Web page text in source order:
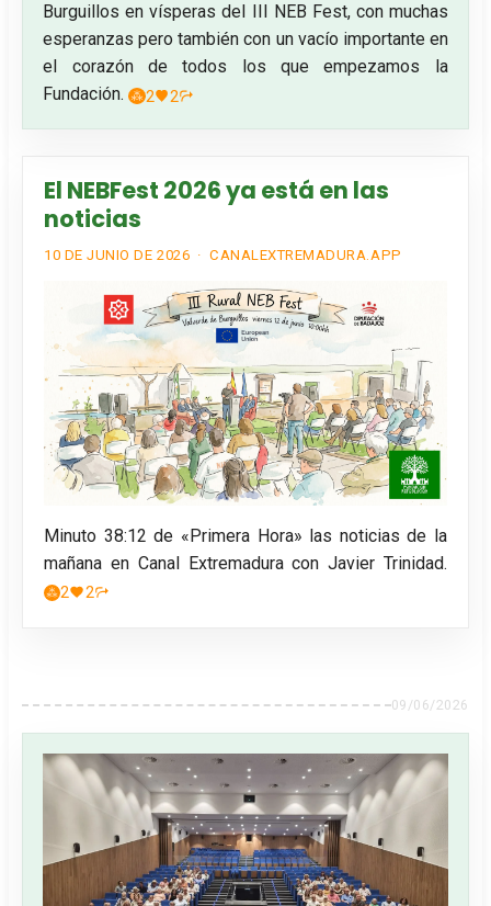
Burguillos en vísperas del III NEB Fest, con muchas
esperanzas pero también con un vacío importante en
el corazón de todos los que empezamos la
Fundación.
2 2
El NEBFest 2026 ya está en las
noticias
10 DE JUNIO DE 2026 CANALEXTREMADURA.APP
Minuto 38:12 de «Primera Hora» las noticias de la
mañana en Canal Extremadura con Javier Trinidad.
2 2
09/06/2026